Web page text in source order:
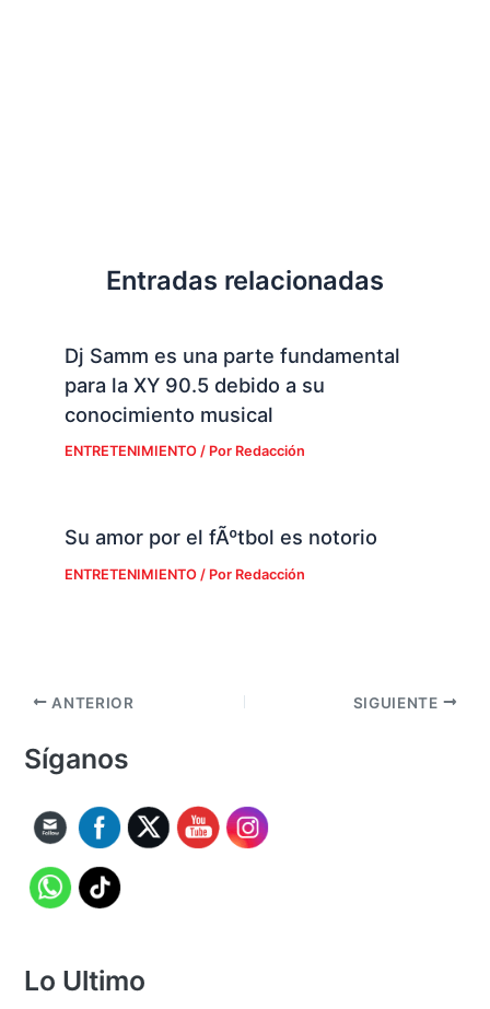
Entradas relacionadas
Dj Samm es una parte fundamental
para la XY 90.5 debido a su
conocimiento musical
ENTRETENIMIENTO/ Por Redacción
Su amor por el fÃºtbol es notorio
ENTRETENIMIENTO/ Por Redacción
ANTERIOR SIGUIENTE
Síganos
Lo Ultimo